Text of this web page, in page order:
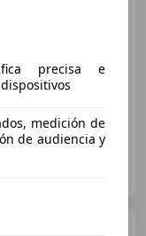
88 kW (120 CV)
precisa e
medición de
de audiencia y